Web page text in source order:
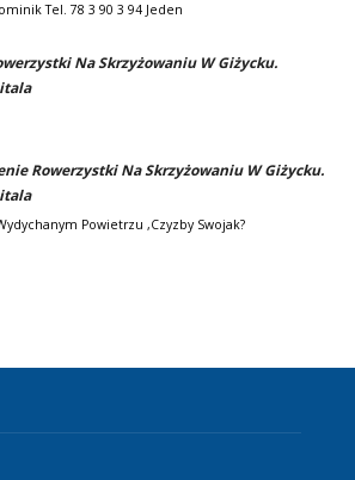
Tel. 78 3 90 3 94 Jeden
Na Skrzyżowaniu W Giżycku.
Rowerzystki Na Skrzyżowaniu W Giżycku.
Powietrzu ,czyzby Swojak?